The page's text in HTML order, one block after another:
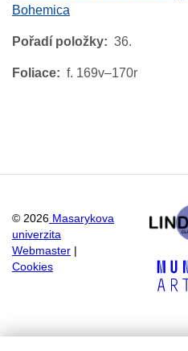
Bohemica
Pořadí položky 36.
Foliace f. 169v–170r
© 2026 Masarykova
univerzita
Webmaster
Cookies